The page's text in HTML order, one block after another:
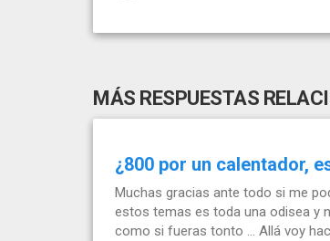
MÁS RESPUESTAS
¿800 por un calentador,
Muchas gracias ante todo si me
estos temas es toda una odisea y
como si fueras tonto ... Allá voy